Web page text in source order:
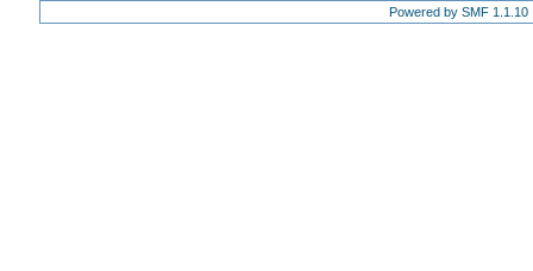
Powered by SMF 1.1.10